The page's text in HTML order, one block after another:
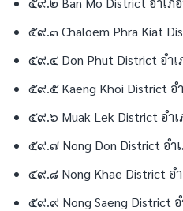
๕๙.๓ Chaloem Phra Kiat
๕๙.๔ Don Phut District อำ
๕๙.๕ Kaeng Khoi District อ
๕๙.๖ Muak Lek District อำเ
๕๙.๗ Nong Don District อำ
๕๙.๘ Nong Khae District อ
๕๙.๙ Nong Saeng District